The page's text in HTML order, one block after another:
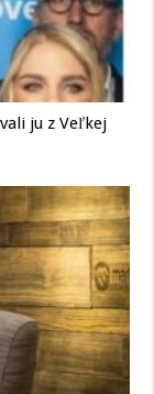
ju z Veľkej